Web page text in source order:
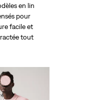
en lin
pour
facile et
tout